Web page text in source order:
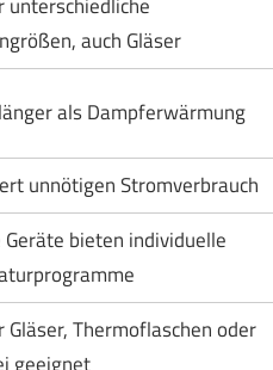
auch Gläser
als Dampferwärmung
unnötigen Stromverbrauch
Geräte bieten individuelle
Gläser, Thermoflaschen oder